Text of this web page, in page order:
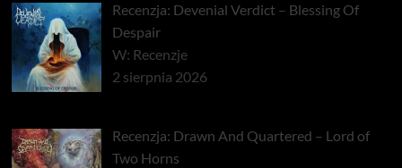
Recenzja: Devenial Verdict – Blessing Of
Despair
W: Recenzje
2 sierpnia 2026
Recenzja: Drawn And Quartered – Lord of
Two Horns